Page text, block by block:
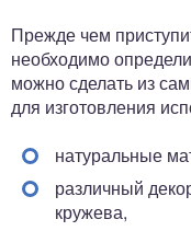
Прежде чем
необходимо
можно сделать из
для изготовления
натуральные
различный
кружева,